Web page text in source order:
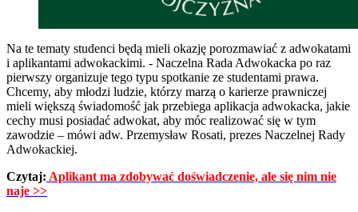
Na te tematy studenci będą mieli okazję porozmawiać z adwokatami
i aplikantami adwokackimi. - Naczelna Rada Adwokacka po raz
pierwszy organizuje tego typu spotkanie ze studentami prawa.
Chcemy, aby młodzi ludzie, którzy marzą o karierze prawniczej
mieli większą świadomość jak przebiega aplikacja adwokacka, jakie
cechy musi posiadać adwokat, aby móc realizować się w tym
zawodzie – mówi adw. Przemysław Rosati, prezes Naczelnej Rady
Adwokackiej.
Czytaj: Aplikant ma zdobywać doświadczenie, ale się nim nie
naje >>